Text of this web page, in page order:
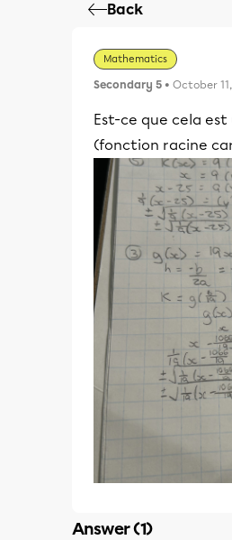
Back
Mathematics
Secondary 5 • October
Est-ce que cela
(fonction racine
Answer (1)